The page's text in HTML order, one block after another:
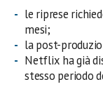
le riprese
mesi;
la post-
Netflix ha già
stesso periodo